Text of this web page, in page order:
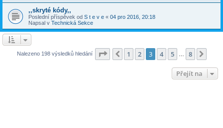
,,skryté kódy,,
Poslední příspěvek od S t e v e « 04 pro 2016, 20:18
Napsal v Technická Sekce
Nalezeno 198 výsledků hledání Stránka z
Předchozí
1 2 3 4 5 8
Přejít na